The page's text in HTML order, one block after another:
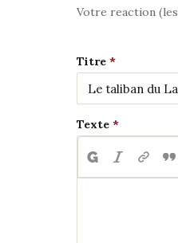
Votre reaction
Titre
Texte